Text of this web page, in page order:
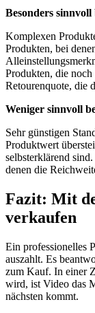
Besonders sinnvoll
Komplexen
Produkten, bei
Produkten, die
Retourenquote, die
Weniger sinnvoll
Sehr günstigen
Produktwert
selbsterklärend
denen die
Fazit: Mit
verkaufen
Ein professionelles
auszahlt. Es
zum Kauf. In einer
wird, ist Video das
nächsten kommt.